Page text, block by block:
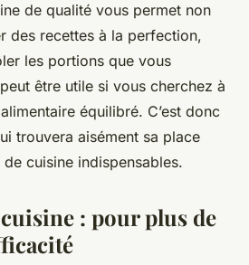
de qualité vous permet non
des recettes à la perfection,
les portions que vous
être utile si vous cherchez à
équilibré. C’est donc
trouvera aisément sa place
cuisine indispensables.
: pour plus de